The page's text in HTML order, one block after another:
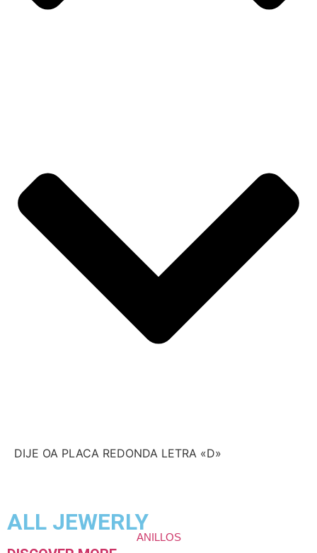
DIJE OA PLACA REDONDA LETRA «D»
ALL JEWERLY
ANILLOS